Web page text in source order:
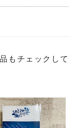
もチェックして